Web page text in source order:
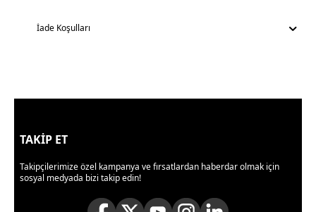
İade Koşulları
TAKİP ET
Takipçilerimize özel kampanya ve fırsatlardan haberdar olmak için
sosyal medyada bizi takip edin!